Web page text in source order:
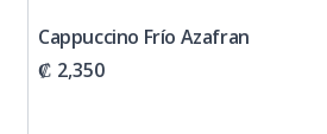
Cappuccino Frío Azafran
₡ 2,350